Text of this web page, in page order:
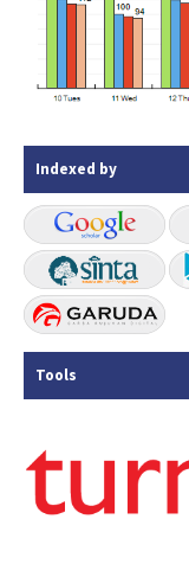
Indexed by
Tools